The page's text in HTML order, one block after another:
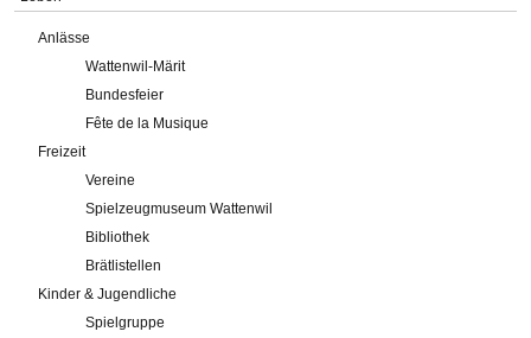
Anlässe
Wattenwil-Märit
Bundesfeier
Fête de la Musique
Freizeit
Vereine
Spielzeugmuseum Wattenwil
Bibliothek
Brätlistellen
Kinder & Jugendliche
Spielgruppe